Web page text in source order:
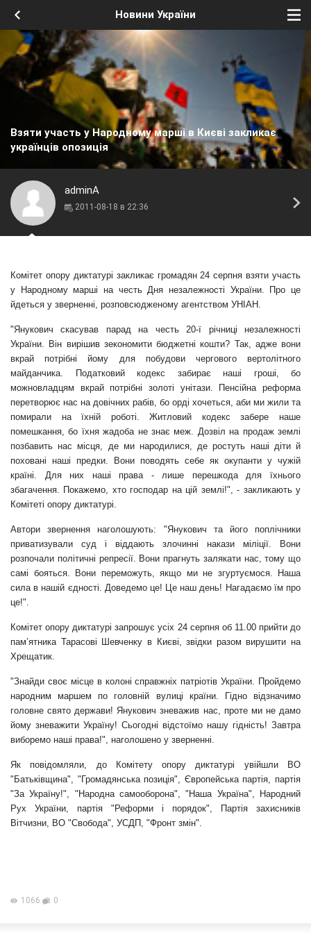
Новини України
Взяти участь у Народному марші в Києві закликає
українців опозиція
adminA
2011-08-18 в 22:36
Комітет опору диктатурі закликає громадян 24 серпня взяти участь
у Народному марші на честь Дня незалежності України. Про це
йдеться у зверненні, розповсюдженому агентством УНІАН.
"Янукович скасував парад на честь 20-ї річниці незалежності
України. Він вирішив зекономити бюджетні кошти? Так, адже вони
вкрай потрібні йому для побудови чергового вертолітного
майданчика. Податковий кодекс забирає наші гроші, бо
можновладцям вкрай потрібні золоті унітази. Пенсійна реформа
перетворює нас на довічних рабів, бо орді хочеться, аби ми жили та
помирали на їхній роботі. Житловий кодекс забере наше
помешкання, бо їхня жадоба не знає меж. Дозвіл на продаж землі
позбавить нас місця, де ми народилися, де ростуть наші діти й
поховані наші предки. Вони поводять себе як окупанти у чужій
країні. Для них наші права - лише перешкода для їхнього
збагачення. Покажемо, хто господар на цій землі!", - закликають у
Комітеті опору диктатурі.
Автори звернення наголошують: "Янукович та його поплічники
приватизували суд і віддають злочинні накази міліції. Вони
розпочали політичні репресії. Вони прагнуть залякати нас, тому що
самі бояться. Вони переможуть, якщо ми не згуртуємося. Наша
сила в нашій єдності. Доведемо це! Це наш день! Нагадаємо їм про
це!".
Комітет опору диктатурі запрошує усіх 24 серпня об 11.00 прийти до
пам’ятника Тарасові Шевченку в Києві, звідки разом вирушити на
Хрещатик.
"Знайди своє місце в колоні справжніх патріотів України. Пройдемо
народним маршем по головній вулиці країни. Гідно відзначимо
головне свято держави! Янукович зневажив нас, проте ми не дамо
йому зневажити Україну! Сьогодні відстоїмо нашу гідність! Завтра
виборемо наші права!", наголошено у зверненні.
Як повідомляли, до Комітету опору диктатурі увійшли ВО
"Батьківщина", "Громадянська позиція", Європейська партія, партія
"За Україну!", "Народна самооборона", "Наша Україна", Народний
Рух України, партія "Реформи і порядок", Партія захисників
Вітчизни, ВО "Свобода", УСДП, "Фронт змін".
1066 0